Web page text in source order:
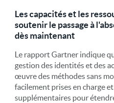
Les capacités et les
soutenir le passage à
dès maintenant
Le rapport Gartner indique
gestion des identités et des
œuvre des méthodes sans
facilement prises en charge
supplémentaires pour